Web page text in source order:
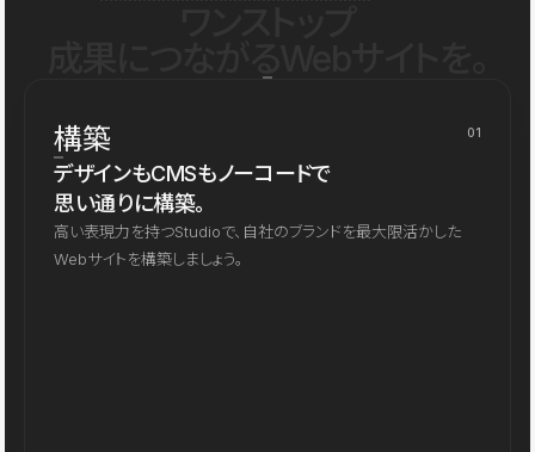
構築 01
デザインもCMSもノーコードで
思い通りに構築。
高い表現力を持つStudioで、自社のブランドを最大限活かした
Webサイトを構築しましょう。